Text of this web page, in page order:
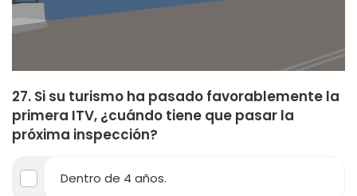
27. Si su turismo ha pasado favorablemente la
primera ITV, ¿cuándo tiene que pasar la
próxima inspección?
Dentro de 4 años.